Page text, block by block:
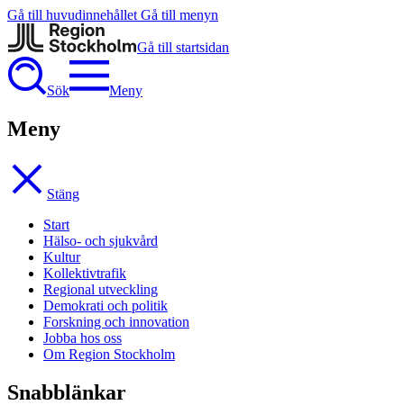
Gå till huvudinnehållet Gå till menyn
Gå till startsidan
Sök Meny
Meny
Stäng
Start
Hälso- och sjukvård
Kultur
Kollektivtrafik
Regional utveckling
Demokrati och politik
Forskning och innovation
Jobba hos oss
Om Region Stockholm
Snabblänkar